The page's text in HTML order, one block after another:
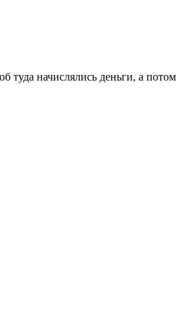
туда начислялись деньги, а потом